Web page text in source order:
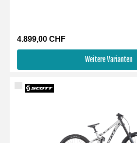
4.899,00 CHF
Weitere Varianten